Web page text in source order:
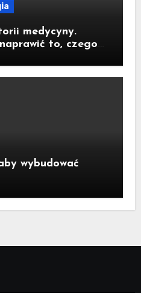
medycyny.
to, czego
wybudować